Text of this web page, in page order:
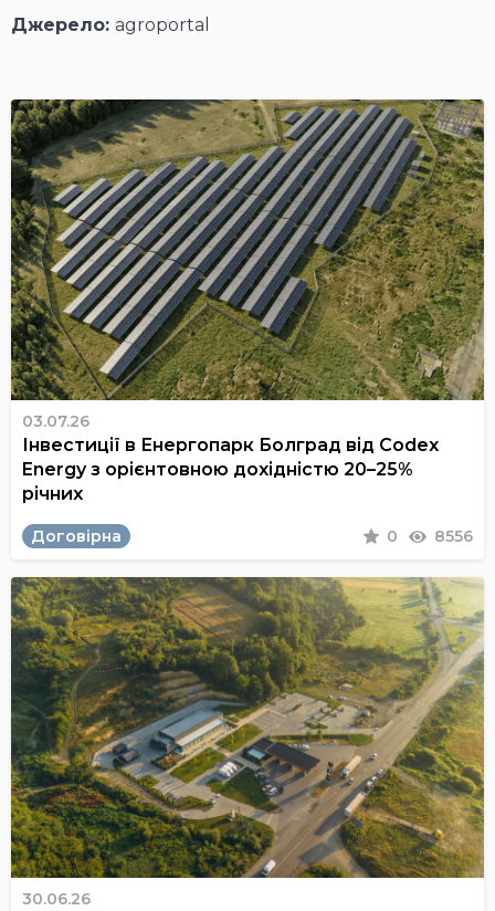
Джерело: agroportal
03.07.26
Інвестиції в Енергопарк Болград від Codex
Energy з орієнтовною дохідністю 20–25%
річних
Договірна 0 8556
30.06.26